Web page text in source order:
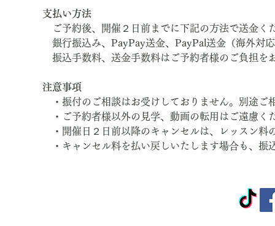
支払い方法
ご予約後、開催２日前までに下記の方法で送金く
銀行振込み、PayPay送金、PayPal送金（海外対
振込手数料、送金手数料はご予約者様のご負担を
注意事項
・振付のご相談はお受けしておりません。別途ご
・ご予約者様以外の見学、動画の転用はご遠慮く
・開催日２日前以降のキャンセルは、レッスン料
・キャンセル料を払い戻しいたします場合も、振